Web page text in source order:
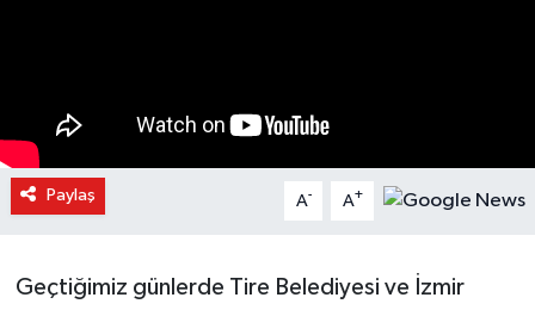
Paylaş A- A+
Geçtiğimiz günlerde Tire Belediyesi ve İzmir